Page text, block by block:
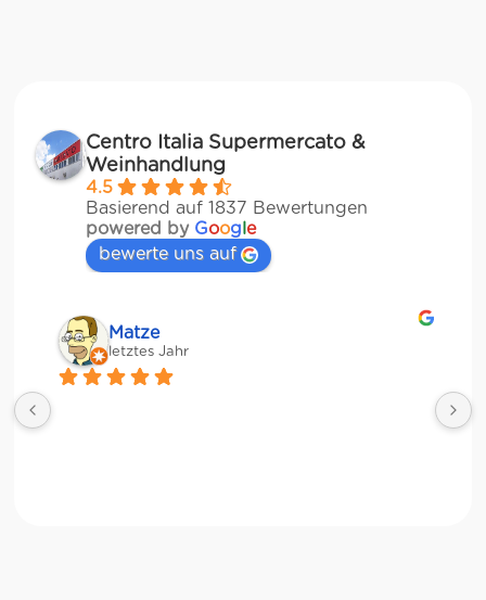
Centro Italia Supermercato &
Weinhandlung
4.5
Basierend auf 1837 Bewertungen
powered by Google
bewerte uns auf
Matze
letztes Jahr